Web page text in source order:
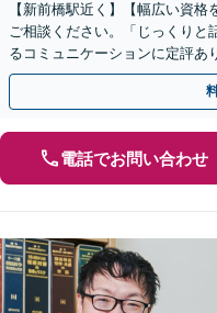
【新前橋駅近く】【幅広い資
ご相談ください。「じっくりと
るコミュニケーションに定評あ
方に。【他士業との連携あり】
電話でお問い合わせ